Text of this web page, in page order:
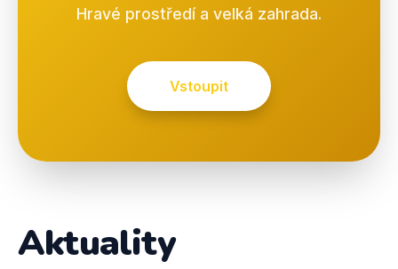
Hravé prostředí a velká zahrada.
Vstoupit
Aktuality